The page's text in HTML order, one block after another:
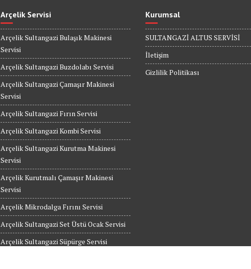
Arçelik Servisi
Arçelik Sultangazi Bulaşık Makinesi
Servisi
Arçelik Sultangazi Buzdolabı Servisi
Arçelik Sultangazi Çamaşır Makinesi
Servisi
Arçelik Sultangazi Fırın Servisi
Arçelik Sultangazi Kombi Servisi
Arçelik Sultangazi Kurutma Makinesi
Servisi
Arçelik Kurutmalı Çamaşır Makinesi
Servisi
Arçelik Mikrodalga Fırını Servisi
Arçelik Sultangazi Set Üstü Ocak Servisi
Arçelik Sultangazi Süpürge Servisi
Kurumsal
SULTANGAZİ ALTUS SERVİSİ
İletişim
Gizlilik Politikası